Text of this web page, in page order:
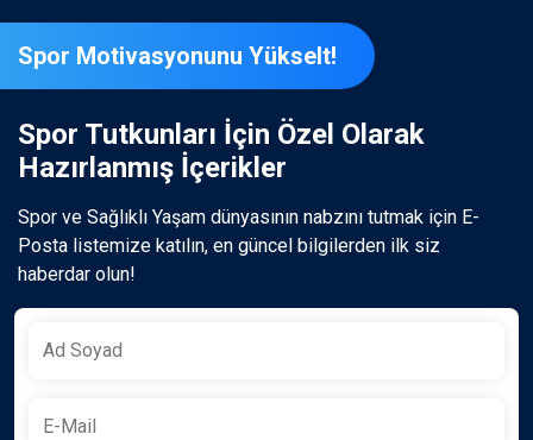
Spor Motivasyonunu Yükselt!
Spor Tutkunları İçin Özel Olarak
Hazırlanmış İçerikler
Spor ve Sağlıklı Yaşam dünyasının nabzını tutmak için E-
Posta listemize katılın, en güncel bilgilerden ilk siz
haberdar olun!